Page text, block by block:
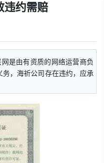
违约需赔
是由有资质的网络运营商负
，海祈公司存在违约，应承